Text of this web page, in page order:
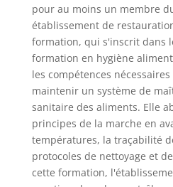
pour au moins un membre
établissement de
formation, qui s'inscrit dans
formation en hygiène
les compétences
maintenir un système de
sanitaire des aliments. Elle
principes de la marche en
températures, la traçabilité
protocoles de nettoyage et
cette formation,